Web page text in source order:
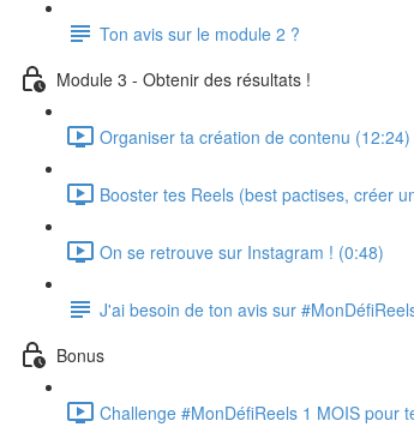
Ton avis sur le module 2 ?
Module 3 - Obtenir des résultats !
Organiser ta création de contenu (12:24)
Booster tes Reels (best pactises, créer
On se retrouve sur Instagram ! (0:48)
J'ai besoin de ton avis sur
Bonus
Challenge #MonDéfiReels 1 MOIS pour